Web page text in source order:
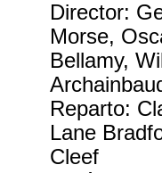
Director:
Morse,
Bellamy,
Reparto:
Lane
Cleef